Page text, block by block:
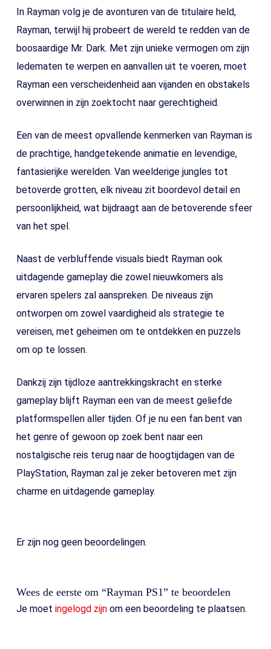
In Rayman volg je de avonturen van de titulaire held,
Rayman, terwijl hij probeert de wereld te redden van de
boosaardige Mr. Dark. Met zijn unieke vermogen om zijn
ledematen te werpen en aanvallen uit te voeren, moet
Rayman een verscheidenheid aan vijanden en obstakels
overwinnen in zijn zoektocht naar gerechtigheid.
Een van de meest opvallende kenmerken van Rayman is
de prachtige, handgetekende animatie en levendige,
fantasierijke werelden. Van weelderige jungles tot
betoverde grotten, elk niveau zit boordevol detail en
persoonlijkheid, wat bijdraagt aan de betoverende sfeer
van het spel.
Naast de verbluffende visuals biedt Rayman ook
uitdagende gameplay die zowel nieuwkomers als
ervaren spelers zal aanspreken. De niveaus zijn
ontworpen om zowel vaardigheid als strategie te
vereisen, met geheimen om te ontdekken en puzzels
om op te lossen.
Dankzij zijn tijdloze aantrekkingskracht en sterke
gameplay blijft Rayman een van de meest geliefde
platformspellen aller tijden. Of je nu een fan bent van
het genre of gewoon op zoek bent naar een
nostalgische reis terug naar de hoogtijdagen van de
PlayStation, Rayman zal je zeker betoveren met zijn
charme en uitdagende gameplay.
Er zijn nog geen beoordelingen.
Wees de eerste om “Rayman PS1” te beoordelen
Je moet ingelogd zijnom een beoordeling te plaatsen.